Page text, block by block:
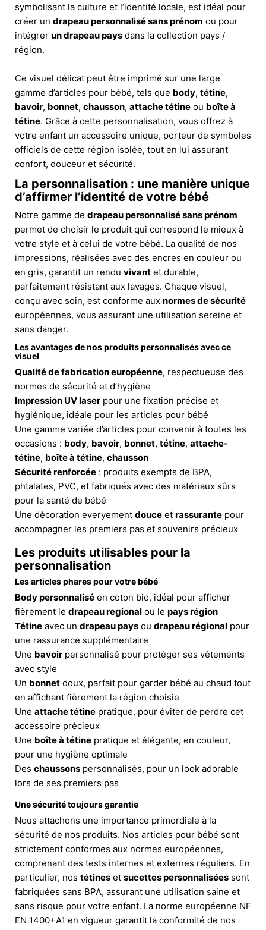
symbolisant la culture et l’identité locale, est idéal pour
créer un drapeau personnalisé sans prénom ou pour
intégrer un drapeau pays dans la collection pays /
région.
Ce visuel délicat peut être imprimé sur une large
gamme d’articles pour bébé, tels que body, tétine,
bavoir, bonnet, chausson, attache tétine ou boîte à
tétine. Grâce à cette personnalisation, vous offrez à
votre enfant un accessoire unique, porteur de symboles
officiels de cette région isolée, tout en lui assurant
confort, douceur et sécurité.
La personnalisation : une manière unique
d’affirmer l’identité de votre bébé
Notre gamme de drapeau personnalisé sans prénom
permet de choisir le produit qui correspond le mieux à
votre style et à celui de votre bébé. La qualité de nos
impressions, réalisées avec des encres en couleur ou
en gris, garantit un rendu vivant et durable,
parfaitement résistant aux lavages. Chaque visuel,
conçu avec soin, est conforme aux normes de sécurité
européennes, vous assurant une utilisation sereine et
sans danger.
Les avantages de nos produits personnalisés avec ce
visuel
Qualité de fabrication européenne, respectueuse des
normes de sécurité et d’hygiène
Impression UV laser pour une fixation précise et
hygiénique, idéale pour les articles pour bébé
Une gamme variée d’articles pour convenir à toutes les
occasions : body, bavoir, bonnet, tétine, attache-
tétine, boîte à tétine, chausson
Sécurité renforcée : produits exempts de BPA,
phtalates, PVC, et fabriqués avec des matériaux sûrs
pour la santé de bébé
Une décoration everyement douce et rassurante pour
accompagner les premiers pas et souvenirs précieux
Les produits utilisables pour la
personnalisation
Les articles phares pour votre bébé
Body personnalisé en coton bio, idéal pour afficher
fièrement le drapeau regional ou le pays région
Tétine avec un drapeau pays ou drapeau régional pour
une rassurance supplémentaire
Une bavoir personnalisé pour protéger ses vêtements
avec style
Un bonnet doux, parfait pour garder bébé au chaud tout
en affichant fièrement la région choisie
Une attache tétine pratique, pour éviter de perdre cet
accessoire précieux
Une boîte à tétine pratique et élégante, en couleur,
pour une hygiène optimale
Des chaussons personnalisés, pour un look adorable
lors de ses premiers pas
Une sécurité toujours garantie
Nous attachons une importance primordiale à la
sécurité de nos produits. Nos articles pour bébé sont
strictement conformes aux normes européennes,
comprenant des tests internes et externes réguliers. En
particulier, nos tétines et sucettes personnalisées sont
fabriquées sans BPA, assurant une utilisation saine et
sans risque pour votre enfant. La norme européenne NF
EN 1400+A1 en vigueur garantit la conformité de nos